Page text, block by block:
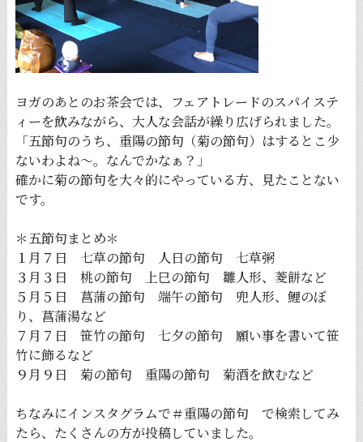
ヨガのあとのお茶会では、フェアトレードのスパイステ
ィーを飲みながら、大人な会話が繰り広げられました。
「五節句のうち、重陽の節句（菊の節句）はするとこ少
ないわよね〜。なんでかなぁ？」
確かに菊の節句を大々的にやっている方、見たことない
です。
＊五節句まとめ＊
１月７日 七草の節句 人日の節句 七草粥
３月３日 桃の節句 上巳の節句 雛人形、菱餅など
５月５日 菖蒲の節句 端午の節句 兜人形、鯉のぼ
り、菖蒲湯など
７月７日 笹竹の節句 七夕の節句 願い事を書いて笹
竹に飾るなど
９月９日 菊の節句 重陽の節句 菊酒を飲むなど
ちなみにインスタグラムで＃重陽の節句 で検索してみ
たら、たくさんの方が投稿していました。